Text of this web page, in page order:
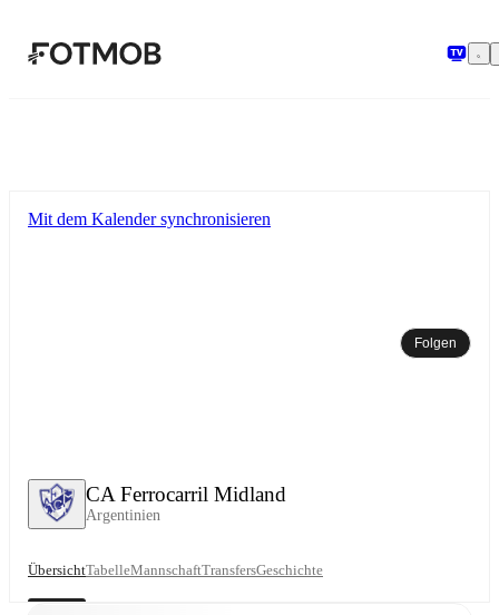
CA Ferrocarril Midland
Argentinien
Mit dem Kalender synchronisieren
Folgen
ÜbersichtTabelleMannschaftTransfersGeschichte